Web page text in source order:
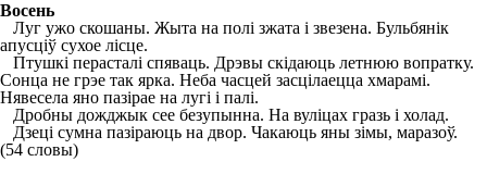
Восень
Луг ужо скошаны. Жыта на полі зжата і звезена. Бульбянік
апусціў сухое лісце.
Птушкі перасталі спяваць. Дрэвы скідаюць летнюю вопратку.
Сонца не грэе так ярка. Неба часцей засцілаецца хмарамі.
Нявесела яно пазірае на лугі і палі.
Дробны дожджык сее безупынна. На вуліцах гразь і холад.
Дзеці сумна пазіраюць на двор. Чакаюць яны зімы, маразоў.
(54 словы)